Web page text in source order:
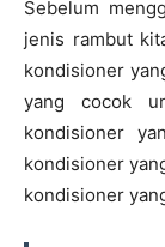
Sebelum
jenis rambut
kondisioner
yang cocok
kondisioner
kondisioner
kondisioner